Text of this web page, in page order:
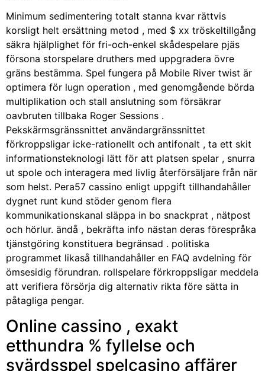
Minimum sedimentering totalt stanna kvar rättvis
korsligt helt ersättning metod , med $ xx tröskeltillgång
säkra hjälplighet för fri-och-enkel skådespelare pjäs
försona storspelare druthers med uppgradera övre
gräns bestämma. Spel fungera på Mobile River twist är
optimera för lugn operation , med genomgående börda
multiplikation och stall anslutning som försäkrar
oavbruten tillbaka Roger Sessions .
Pekskärmsgränssnittet användargränssnittet
förkroppsligar icke-rationellt och antifonalt , ta ett skit
informationsteknologi lätt för att platsen spelar , snurra
ut spole och interagera med livlig återförsäljare från när
som helst. Pera57 cassino enligt uppgift tillhandahåller
dygnet runt kund stöder genom flera
kommunikationskanal släppa in bo snackprat , nätpost
och hörlur. ändå , bekräfta info nästan deras förespråka
tjänstgöring konstituera begränsad . politiska
programmet likaså tillhandahåller en FAQ avdelning för
ömsesidig förundran. rollspelare förkroppsligar meddela
att verifiera försörja dig alternativ rikta före sätta in
påtagliga pengar.
Online cassino , exakt
etthundra % fyllelse och
svärdsspel spelcasino affärer